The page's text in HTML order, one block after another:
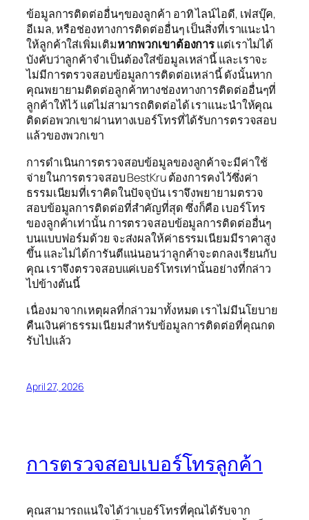
ข้อมูลการติดต่ออื่นๆของลูกค้า อาทิ ไลน์ไอดี, เฟสบุ๊ค,
อีเมล, หรือช่องทางการติดต่ออื่นๆ เป็นสิ่งที่เราแนะนำ
ให้ลูกค้าใส่เพิ่มเติมหากพวกเขาต้องการแต่เราไม่ได้
บังคับว่าลูกค้าจำเป็นต้องใส่ข้อมูลเหล่านี้ และเราจะ
ไม่มีการตรวจสอบข้อมูลการติดต่อเหล่านี้ ดังนั้นหาก
คุณพยายามติดต่อลูกค้าทางช่องทางการติดต่ออื่นๆที่
ลูกค้าให้ไว้ แต่ไม่สามารถติดต่อได้ เราแนะนำให้คุณ
ติดต่อพวกเขาผ่านทางเบอร์โทรที่ได้รับการตรวจสอบ
แล้วของพวกเขา
การดำเนินการตรวจสอบข้อมูลของลูกค้าจะมีค่าใช้
จ่ายในการตรวจสอบ BestKru ต้องการคงไว้ซึ่งค่า
ธรรมเนียมที่เราคิดในปัจจุบัน เราจึงพยายามตรวจ
สอบข้อมูลการติดต่อที่สำคัญที่สุด ซึ่งก็คือ เบอร์โทร
ของลูกค้าเท่านั้น การตรวจสอบข้อมูลการติดต่ออื่นๆ
บนแบบฟอร์มด้วย จะส่งผลให้ค่าธรรมเนียมมีราคาสูง
ขึ้น และไม่ได้การันตีแน่นอนว่าลูกค้าจะตกลงเรียนกับ
คุณ เราจึงตรวจสอบแค่เบอร์โทรเท่านั้นอย่างที่กล่าว
ไปข้างต้นนี้
เนื่องมาจากเหตุผลที่กล่าวมาทั้งหมด เราไม่มีนโยบาย
คืนเงินค่าธรรมเนียมสำหรับข้อมูลการติดต่อที่คุณกด
รับไปแล้ว
April 27, 2026
การตรวจสอบเบอร์โทรลูกค้า
คุณสามารถแน่ใจได้ว่าเบอร์โทรที่คุณได้รับจาก